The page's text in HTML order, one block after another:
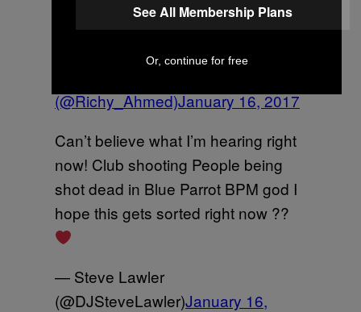
Stay safe people – horrible news
(@Richy_Ahmed)January 16, 2017
Can’t believe what I’m hearing right
now! Club shooting People being
shot dead in Blue Parrot BPM god I
hope this gets sorted right now ??
— Steve Lawler
(@DJSteveLawler)January 16,
See All Membership Plans
Or, continue for free